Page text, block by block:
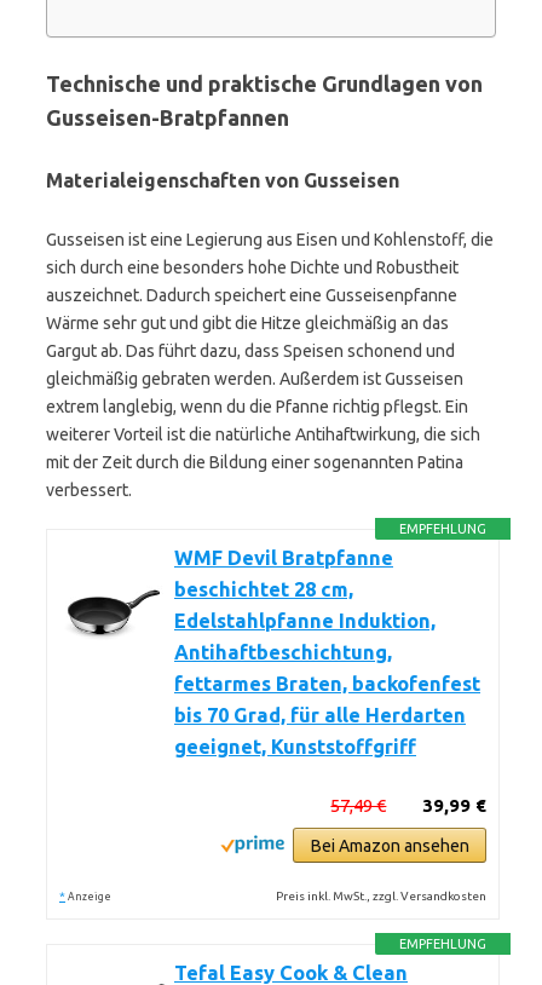
Technische und praktische Grundlagen von
Gusseisen-Bratpfannen
Materialeigenschaften von Gusseisen
Gusseisen ist eine Legierung aus Eisen und Kohlenstoff, die
sich durch eine besonders hohe Dichte und Robustheit
auszeichnet. Dadurch speichert eine Gusseisenpfanne
Wärme sehr gut und gibt die Hitze gleichmäßig an das
Gargut ab. Das führt dazu, dass Speisen schonend und
gleichmäßig gebraten werden. Außerdem ist Gusseisen
extrem langlebig, wenn du die Pfanne richtig pflegst. Ein
weiterer Vorteil ist die natürliche Antihaftwirkung, die sich
mit der Zeit durch die Bildung einer sogenannten Patina
verbessert.
EMPFEHLUNG
WMF Devil Bratpfanne
beschichtet 28 cm,
Edelstahlpfanne Induktion,
Antihaftbeschichtung,
fettarmes Braten, backofenfest
bis 70 Grad, für alle Herdarten
geeignet, Kunststoffgriff
39,99 €
57,49 €
Bei Amazon ansehen
* Anzeige Preis inkl. MwSt., zzgl. Versandkosten
EMPFEHLUNG
Tefal Easy Cook & Clean